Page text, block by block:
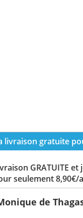
livraison gratuite
GRATUITE
seulement 8,90€/
de